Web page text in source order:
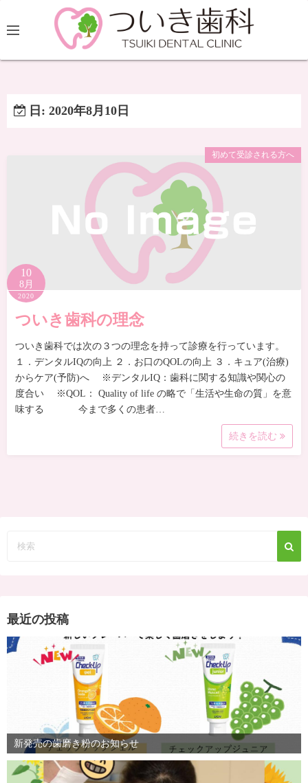
日: 2020年8月10日
初めて受診される方へ
10
8月
2020
ついき歯科の理念
ついき歯科では次の３つの理念を持って診療を行っています。
１．デンタルIQの向上 ２．お口のQOLの向上 ３．キュア(治療)
からケア(予防)へ ※デンタルIQ：歯科に関する知識や関心の
度合い ※QOL： Quality of life の略で「生活や生命の質」を意
味する 今まで多くの患者…
続きを読む
最近の投稿
新発売の歯磨き粉のお知らせ